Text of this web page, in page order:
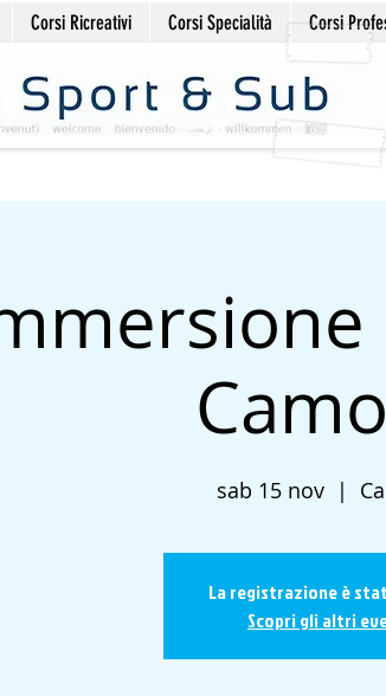
Corsi Ricreativi Corsi Specialità Corsi
sab 15 nov
  |
La registrazione è
Scopri gli altri